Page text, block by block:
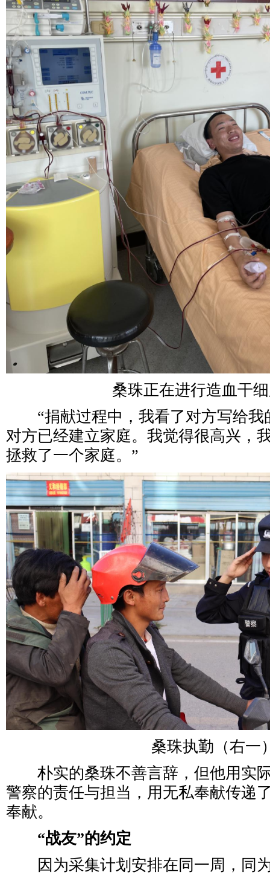
桑珠正在进行造血干细
“捐献过程中，我看了对方写给我
对方已经建立家庭。我觉得很高兴，
拯救了一个家庭。”
桑珠执勤（右一
朴实的桑珠不善言辞，但他用实
警察的责任与担当，用无私奉献传递
奉献。
“战友”的约定
因为采集计划安排在同一周，同